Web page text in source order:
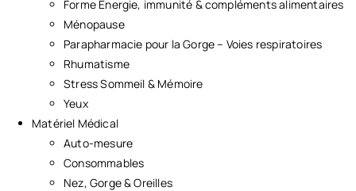
Forme Energie, immunité & compléments alimentaires
Ménopause
Parapharmacie pour la Gorge – Voies respiratoires
Rhumatisme
Stress Sommeil & Mémoire
Yeux
Matériel Médical
Auto-mesure
Consommables
Nez, Gorge & Oreilles